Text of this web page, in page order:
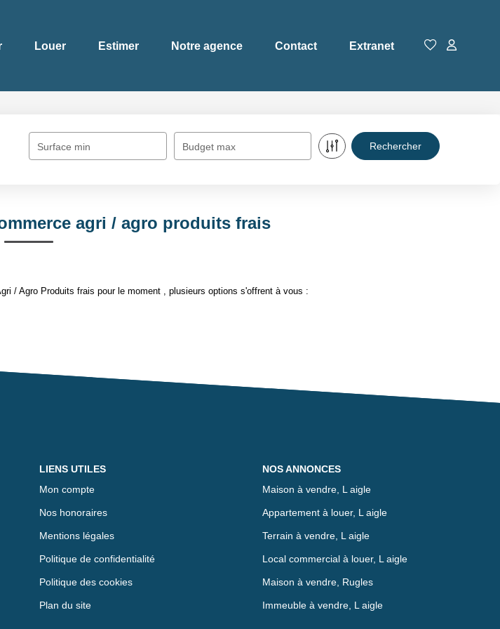
Louer Estimer Notre agence Contact Extranet
Surface min Budget max
agri / agro produits frais
/ Agro Produits frais pour le moment , plusieurs options s'offrent à vous :
LIENS UTILES
Mon compte
Nos honoraires
Mentions légales
Politique de confidentialité
Politique des cookies
Plan du site
NOS ANNONCES
Maison à vendre, L aigle
Appartement à louer, L aigle
Terrain à vendre, L aigle
Local commercial à louer, L aigle
Maison à vendre, Rugles
Immeuble à vendre, L aigle